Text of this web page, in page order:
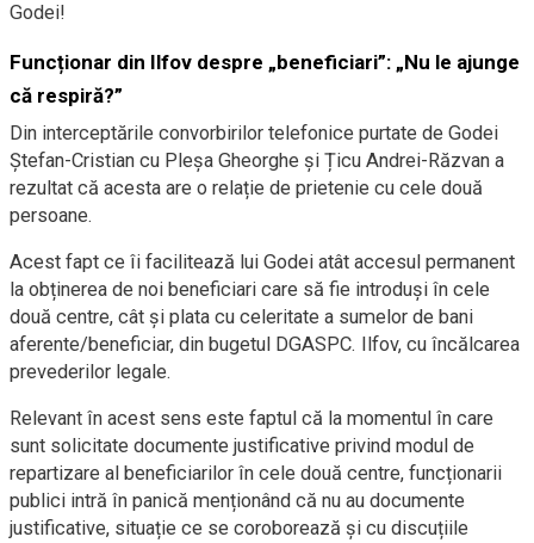
Godei!
Funcționar din Ilfov despre „beneficiari”: „Nu le ajunge
că respiră?”
Din interceptările convorbirilor telefonice purtate de Godei
Ștefan-Cristian cu Pleșa Gheorghe și Țicu Andrei-Răzvan a
rezultat că acesta are o relație de prietenie cu cele două
persoane.
Acest fapt ce îi facilitează lui Godei atât accesul permanent
la obținerea de noi beneficiari care să fie introduși în cele
două centre, cât și plata cu celeritate a sumelor de bani
aferente/beneficiar, din bugetul DGASPC. Ilfov, cu încălcarea
prevederilor legale.
Relevant în acest sens este faptul că la momentul în care
sunt solicitate documente justificative privind modul de
repartizare al beneficiarilor în cele două centre, funcționarii
publici intră în panică menționând că nu au documente
justificative, situație ce se coroborează și cu discuțiile